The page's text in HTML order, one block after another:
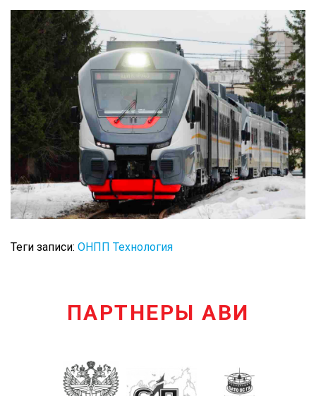
Теги записи: ОНПП Технология
ПАРТНЕРЫ АВИ